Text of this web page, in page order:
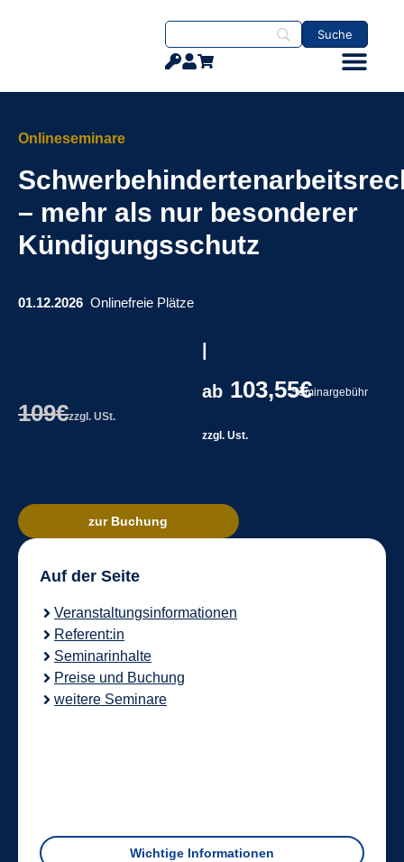
Onlineseminare
– mehr als nur besonderer
Kündigungsschutz
01.12.2026 Onlinefreie Plätze
109€zzgl. USt.
ab 103,55€
zzgl. Ust.
Seminargebühr
zur Buchung
Auf der Seite
Veranstaltungsinformationen
Referent:in
Seminarinhalte
Preise und Buchung
weitere Seminare
Wichtige Informationen